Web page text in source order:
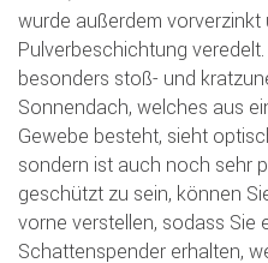
wurde außerdem
Pulverbeschichtung
besonders stoß- und
Sonnendach, welches aus
Gewebe besteht, sieht
sondern ist auch noch sehr
geschützt zu sein, können
vorne verstellen, sodass Sie
Schattenspender erhalten,